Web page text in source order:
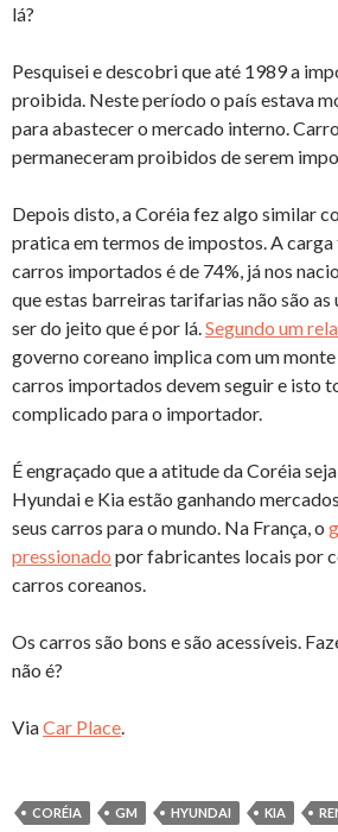
lá?
Pesquisei e descobri que até 1989 a
proibida. Neste período o país estava
para abastecer o mercado interno.
permaneceram proibidos de serem
Depois disto, a Coréia fez algo similar
pratica em termos de impostos. A
carros importados é de 74%, já nos
que estas barreiras tarifarias não são as
ser do jeito que é por lá.Segundo um
governo coreano implica com um monte
carros importados devem seguir e isto
complicado para o importador.
É engraçado que a atitude da Coréia
Hyundai e Kia estão ganhando
seus carros para o mundo. Na França, o
pressionado por fabricantes locais por
carros coreanos.
Os carros são bons e são acessíveis.
não é?
ViaCar Place.
CORÉIA GM HYUNDAI KIA